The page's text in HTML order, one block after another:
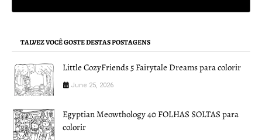
TALVEZ VOCÊ GOSTE DESTAS POSTAGENS
Little CozyFriends 5 Fairytale Dreams para colorir
June 25, 2026
Egyptian Meowthology 40 FOLHAS SOLTAS para
colorir